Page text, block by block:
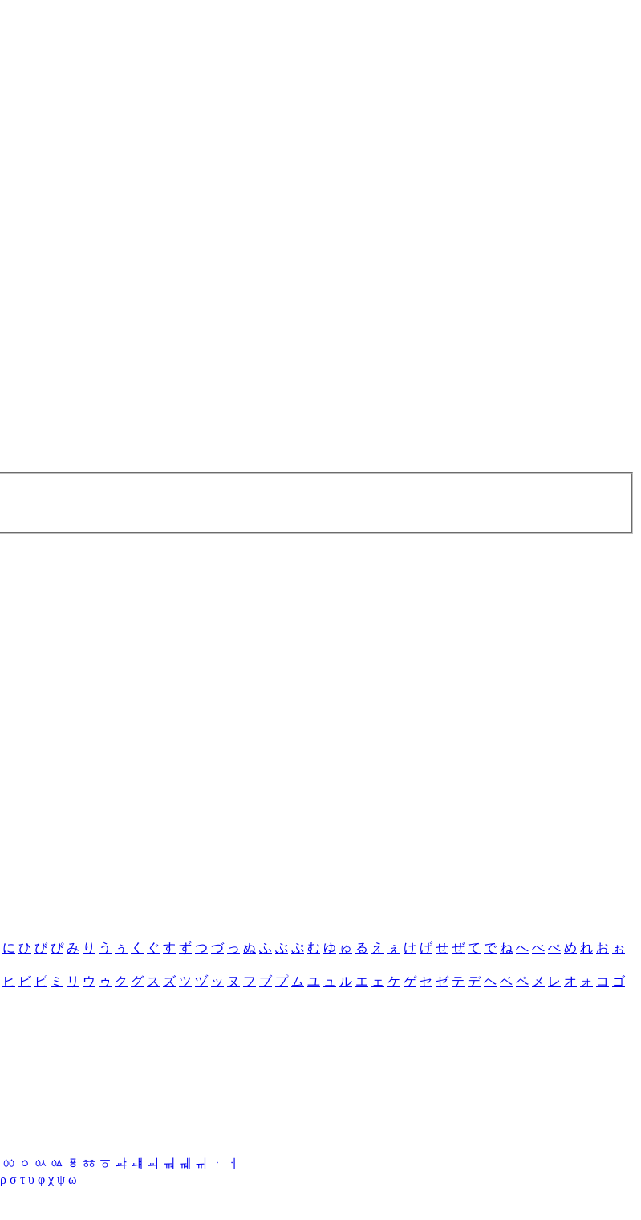
に ひ び ぴ み り う ぅ く ぐ す ず つ づ っ ぬ ふ ぶ ぷ む ゆ ゅ る え ぇ け げ せ ぜ て で ね へ べ ぺ め れ お ぉ
ヒ ビ ピ ミ リ ウ ゥ ク グ ス ズ ツ ヅ ッ ヌ フ ブ プ ム ユ ュ ル エ ェ ケ ゲ セ ゼ テ デ ヘ ベ ペ メ レ オ ォ コ ゴ
ㆀ ㆁ ㆂ ㆃ ㆄ ㆅ ㆆ ㆇ ㆈ ㆉ ㆊ ㆋ ㆌ ㆍ
ㆎ
ρ σ τ υ φ χ ψ ω